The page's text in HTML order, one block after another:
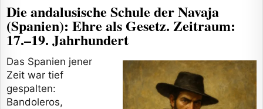
Die andalusische Schule der Navaja
(Spanien): Ehre als Gesetz. Zeitraum:
17.–19. Jahrhundert
Das Spanien jener
Zeit war tief
gespalten:
Bandoleros,